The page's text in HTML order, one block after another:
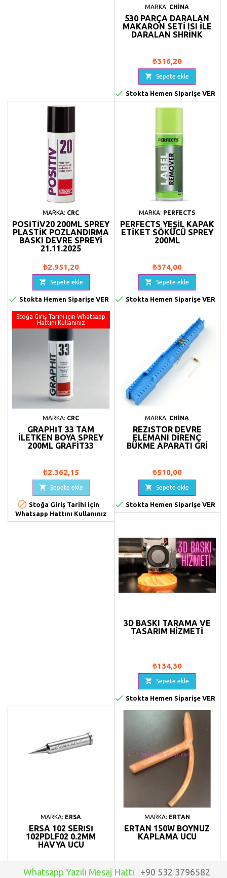
Whatsapp Yazılı Mesaj Hattı +90 532 3796582
MARKA: CHINA
530 PARÇA DARALAN
MAKARON SETI ISI ILE
DARALAN SHRINK
₺316,20
 Sepete ekle
 Stokta Hemen Siparişe VER
MARKA: CRC
POSITIV20 200ML SPREY
PLASTIK POZLANDIRMA
BASKI DEVRE SPREYI
21.11.2025
₺2.951,20
 Sepete ekle
 Stokta Hemen Siparişe VER
MARKA: PERFECTS
PERFECTS YEŞIL KAPAK
ETIKET SÖKÜCÜ SPREY
200ML
₺374,00
 Sepete ekle
 Stokta Hemen Siparişe VER
Stoğa Giriş Tarihi için Whatsapp
Hattını Kullanınız
MARKA: CRC
GRAPHIT 33 TAM
ILETKEN BOYA SPREY
200ML GRAFIT33
₺2.362,15
 Sepete ekle
 Stoğa Giriş Tarihi için
Whatsapp Hattını Kullanınız
MARKA: CHINA
REZISTÖR DEVRE
ELEMANI DIRENÇ
BÜKME APARATI GRI
₺510,00
 Sepete ekle
 Stokta Hemen Siparişe VER
3D BASKI TARAMA VE
TASARIM HIZMETI
₺134,30
 Sepete ekle
 Stokta Hemen Siparişe VER
MARKA: ERSA
ERSA 102 SERISI
102PDLF02 0.2MM
HAVYA UCU
₺1.087,15
MARKA: ERTAN
ERTAN 150W BOYNUZ
KAPLAMA UCU
₺1.475,60